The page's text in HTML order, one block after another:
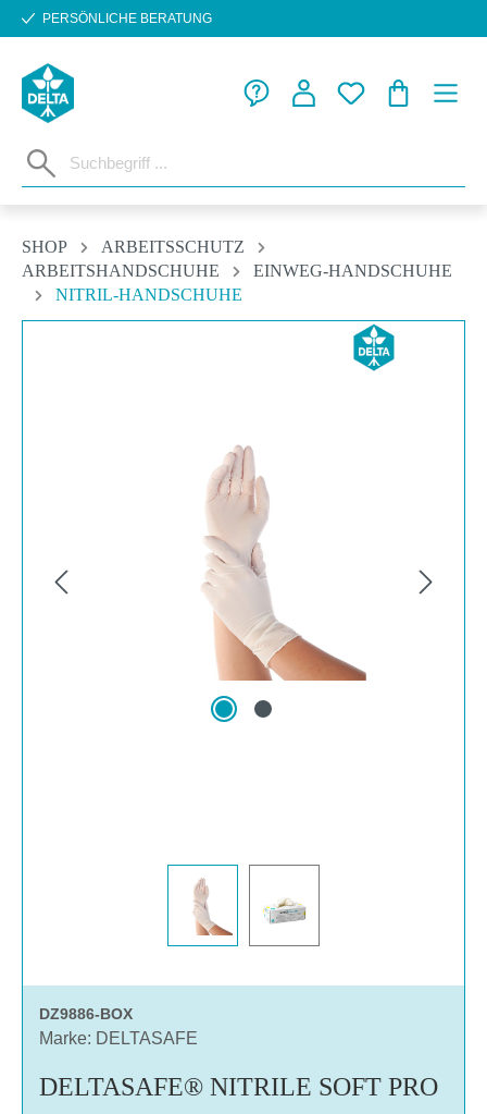
Zum Hauptinhalt springen
PERSÖNLICHE BERATUNG
SHOP
ARBEITSSCHUTZ
ARBEITSHANDSCHUHE
EINWEG-HANDSCHUHE
NITRIL-HANDSCHUHE
DZ9886-BOX
Marke: DELTASAFE
DELTASAFE® NITRILE SOFT PRO